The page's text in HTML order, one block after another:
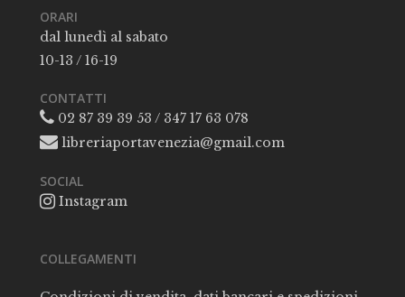
ORARI
dal lunedì al sabato
10-13 / 16-19
CONTATTI
02 87 39 39 53 / 347 17 63 078
libreriaportavenezia@gmail.com
SOCIAL
Instagram
COLLEGAMENTI